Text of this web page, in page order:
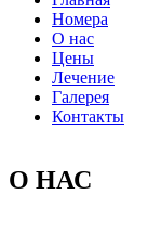
Номера
О нас
Цены
Лечение
Галерея
Контакты
О НАС